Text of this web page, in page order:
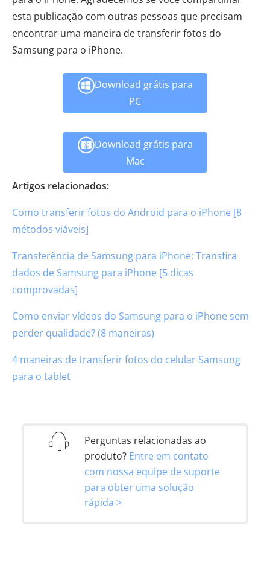
esta publicação com outras pessoas que precisam
encontrar uma maneira de transferir fotos do
Samsung para o iPhone.
Download grátis para
PC
Download grátis para
Mac
Artigos relacionados:
Como transferir fotos do Android para o iPhone [8
métodos viáveis]
Transferência de Samsung para iPhone: Transfira
dados de Samsung para iPhone [5 dicas
comprovadas]
Como enviar vídeos do Samsung para o iPhone sem
perder qualidade? (8 maneiras)
4 maneiras de transferir fotos do celular Samsung
para o tablet
Perguntas relacionadas ao
produto? Entre em contato
com nossa equipe de suporte
para obter uma solução
rápida >